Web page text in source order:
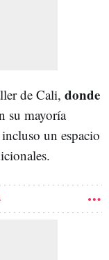
de Cali, donde
su mayoría
un espacio